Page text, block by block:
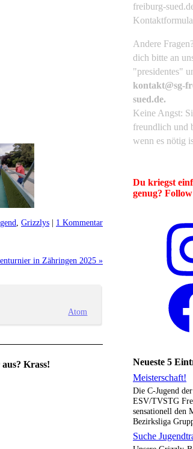
Grizzlys | 1 Kommentar
in Zähringen 2025 »
Atom
Krass!
freiburg-
Andere
dich bitte an
"presidentes"
kontakt@sg-
sued.de.
Keine Angst:
freundlich und
wenn es nötig
Du kriegst
genug?
Neueste 5
Meisterschaft!
Die C-Jugend
ESV/TVSTG
sensationell den
Bezirksliga
Suche